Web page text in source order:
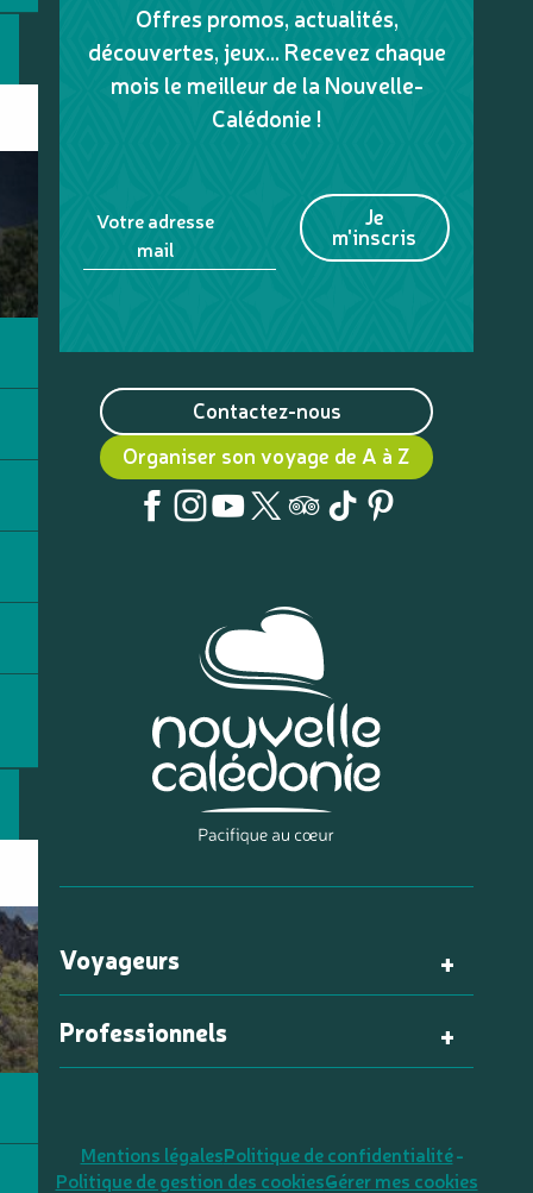
Offres promos, actualités,
découvertes, jeux... Recevez chaque
mois le meilleur de la Nouvelle-
Calédonie !
Votre adresse
mail
Je
m'inscris
Contactez-nous
Organiser son voyage de A à Z
Voyageurs
Professionnels
Mentions légalesPolitique de confidentialité
Politique de gestion des cookiesGérer mes cookies